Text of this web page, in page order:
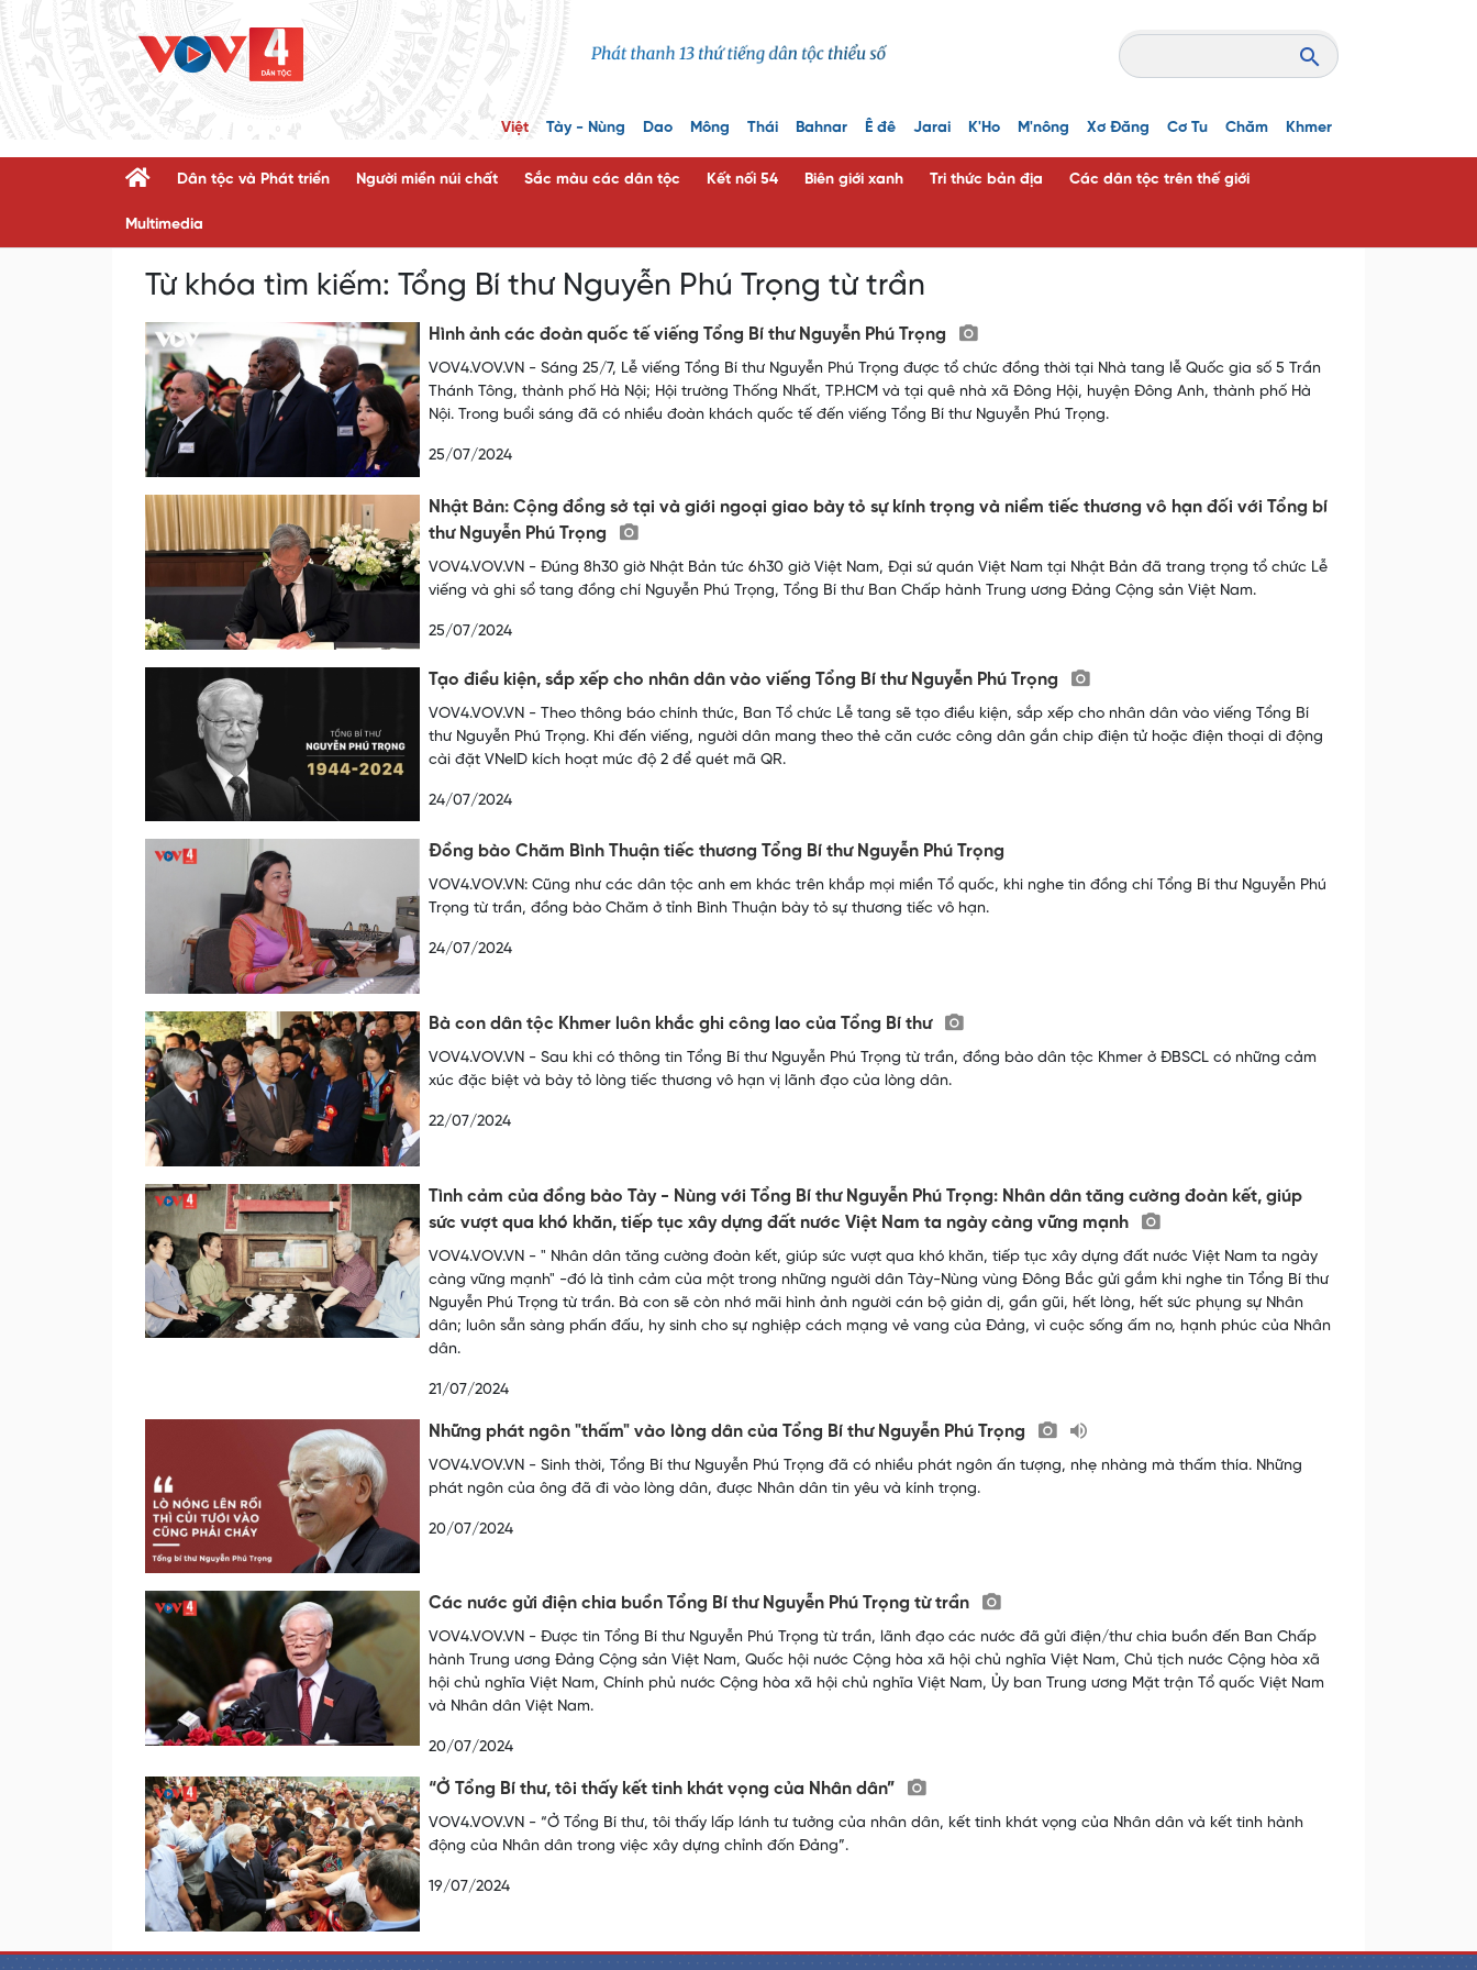
Việt Tày - Nùng Dao Mông Thái Bahnar Ê đê Jarai K'Ho M'nông Xơ Đăng Cơ Tu Chăm Khmer
Dân tộc và Phát triển Người miền núi chất Sắc màu các dân tộc Kết nối 54 Biên giới xanh Tri thức bản địa Các dân tộc trên thế giới
Multimedia
Từ khóa tìm kiếm: Tổng Bí thư Nguyễn Phú Trọng từ trần
Hình ảnh các đoàn quốc tế viếng Tổng Bí thư Nguyễn Phú Trọng
VOV4.VOV.VN - Sáng 25/7, Lễ viếng Tổng Bí thư Nguyễn Phú Trọng được tổ chức đồng thời tại Nhà tang lễ Quốc gia số 5 Trần
Thánh Tông, thành phố Hà Nội; Hội trường Thống Nhất, TP.HCM và tại quê nhà xã Đông Hội, huyện Đông Anh, thành phố Hà
Nội. Trong buổi sáng đã có nhiều đoàn khách quốc tế đến viếng Tổng Bí thư Nguyễn Phú Trọng.
25/07/2024
Nhật Bản: Cộng đồng sở tại và giới ngoại giao bày tỏ sự kính trọng và niềm tiếc thương vô hạn đối với Tổng bí
thư Nguyễn Phú Trọng
VOV4.VOV.VN - Đúng 8h30 giờ Nhật Bản tức 6h30 giờ Việt Nam, Đại sứ quán Việt Nam tại Nhật Bản đã trang trọng tổ chức Lễ
viếng và ghi sổ tang đồng chí Nguyễn Phú Trọng, Tổng Bí thư Ban Chấp hành Trung ương Đảng Cộng sản Việt Nam.
25/07/2024
Tạo điều kiện, sắp xếp cho nhân dân vào viếng Tổng Bí thư Nguyễn Phú Trọng
VOV4.VOV.VN - Theo thông báo chính thức, Ban Tổ chức Lễ tang sẽ tạo điều kiện, sắp xếp cho nhân dân vào viếng Tổng Bí
thư Nguyễn Phú Trọng. Khi đến viếng, người dân mang theo thẻ căn cước công dân gắn chip điện tử hoặc điện thoại di động
cài đặt VNeID kích hoạt mức độ 2 để quét mã QR.
24/07/2024
Đồng bào Chăm Bình Thuận tiếc thương Tổng Bí thư Nguyễn Phú Trọng
VOV4.VOV.VN: Cũng như các dân tộc anh em khác trên khắp mọi miền Tổ quốc, khi nghe tin đồng chí Tổng Bí thư Nguyễn Phú
Trọng từ trần, đồng bào Chăm ở tỉnh Bình Thuận bày tỏ sự thương tiếc vô hạn.
24/07/2024
Bà con dân tộc Khmer luôn khắc ghi công lao của Tổng Bí thư
VOV4.VOV.VN - Sau khi có thông tin Tổng Bí thư Nguyễn Phú Trọng từ trần, đồng bào dân tộc Khmer ở ĐBSCL có những cảm
xúc đặc biệt và bày tỏ lòng tiếc thương vô hạn vị lãnh đạo của lòng dân.
22/07/2024
Tình cảm của đồng bào Tày - Nùng với Tổng Bí thư Nguyễn Phú Trọng: Nhân dân tăng cường đoàn kết, giúp
sức vượt qua khó khăn, tiếp tục xây dựng đất nước Việt Nam ta ngày càng vững mạnh
VOV4.VOV.VN - " Nhân dân tăng cường đoàn kết, giúp sức vượt qua khó khăn, tiếp tục xây dựng đất nước Việt Nam ta ngày
càng vững mạnh" -đó là tình cảm của một trong những người dân Tày-Nùng vùng Đông Bắc gửi gắm khi nghe tin Tổng Bí thư
Nguyễn Phú Trọng từ trần. Bà con sẽ còn nhớ mãi hình ảnh người cán bộ giản dị, gần gũi, hết lòng, hết sức phụng sự Nhân
dân; luôn sẵn sàng phấn đấu, hy sinh cho sự nghiệp cách mạng vẻ vang của Đảng, vì cuộc sống ấm no, hạnh phúc của Nhân
dân.
21/07/2024
Những phát ngôn "thấm" vào lòng dân của Tổng Bí thư Nguyễn Phú Trọng
VOV4.VOV.VN - Sinh thời, Tổng Bí thư Nguyễn Phú Trọng đã có nhiều phát ngôn ấn tượng, nhẹ nhàng mà thấm thía. Những
phát ngôn của ông đã đi vào lòng dân, được Nhân dân tin yêu và kính trọng.
20/07/2024
Các nước gửi điện chia buồn Tổng Bí thư Nguyễn Phú Trọng từ trần
VOV4.VOV.VN - Được tin Tổng Bí thư Nguyễn Phú Trọng từ trần, lãnh đạo các nước đã gửi điện/thư chia buồn đến Ban Chấp
hành Trung ương Đảng Cộng sản Việt Nam, Quốc hội nước Cộng hòa xã hội chủ nghĩa Việt Nam, Chủ tịch nước Cộng hòa xã
hội chủ nghĩa Việt Nam, Chính phủ nước Cộng hòa xã hội chủ nghĩa Việt Nam, Ủy ban Trung ương Mặt trận Tổ quốc Việt Nam
và Nhân dân Việt Nam.
20/07/2024
“Ở Tổng Bí thư, tôi thấy kết tinh khát vọng của Nhân dân”
VOV4.VOV.VN - “Ở Tổng Bí thư, tôi thấy lấp lánh tư tưởng của nhân dân, kết tinh khát vọng của Nhân dân và kết tinh hành
động của Nhân dân trong việc xây dựng chỉnh đốn Đảng”.
19/07/2024